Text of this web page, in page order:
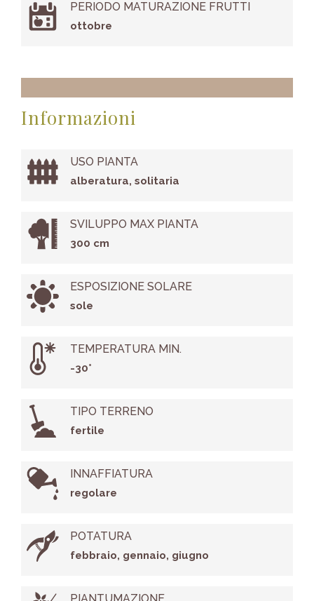
PERIODO MATURAZIONE FRUTTI
ottobre
Informazioni
USO PIANTA
alberatura, solitaria
SVILUPPO MAX PIANTA
300 cm
ESPOSIZIONE SOLARE
sole
TEMPERATURA MIN.
-30°
TIPO TERRENO
fertile
INNAFFIATURA
regolare
POTATURA
febbraio, gennaio, giugno